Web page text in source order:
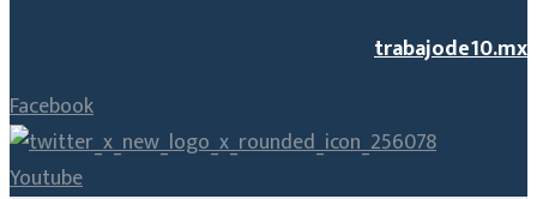
trabajode10.mx
Facebook
Youtube